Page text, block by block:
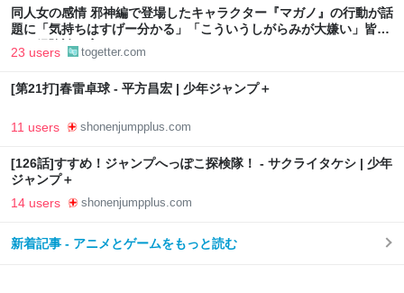
同人女の感情 邪神編で登場したキャラクター『マガノ』の行動が話
題に「気持ちはすげー分かる」「こういうしがらみが大嫌い」皆さ
んの経験談も寄せられる
23 users togetter.com
[第21打]春雷卓球 - 平方昌宏 | 少年ジャンプ＋
11 users shonenjumpplus.com
[126話]すすめ！ジャンプへっぽこ探検隊！ - サクライタケシ | 少年
ジャンプ＋
14 users shonenjumpplus.com
新着記事 - アニメとゲームをもっと読む